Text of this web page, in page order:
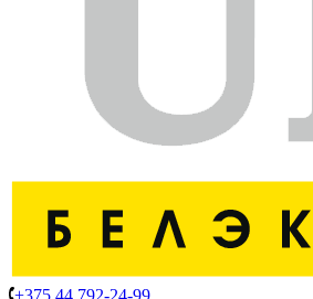
+375 44 792-24-99